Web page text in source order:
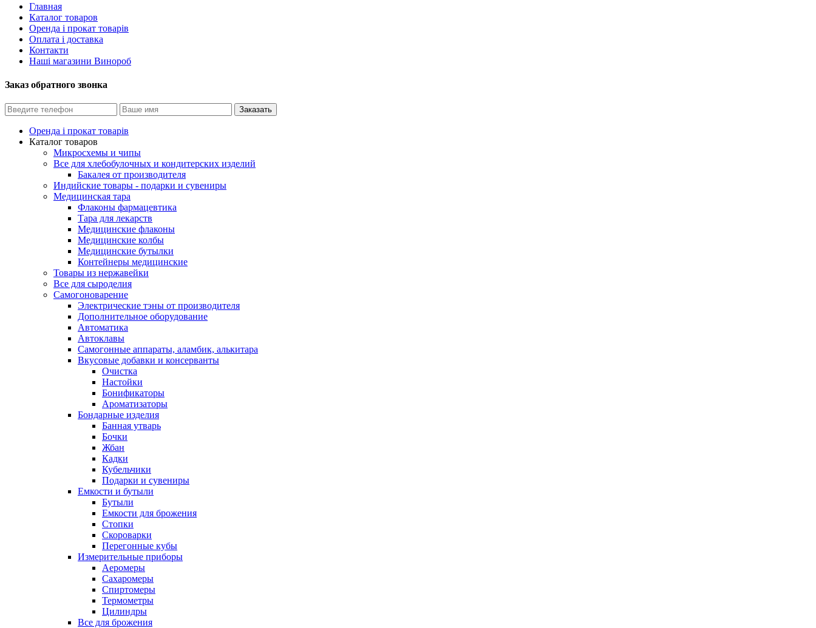
Главная
Каталог товаров
Оренда і прокат товарів
Оплата і доставка
Контакти
Наші магазини Винороб
Заказ обратного звонка
Оренда і прокат товарів
Каталог товаров
Микросхемы и чипы
Все для хлебобулочных и кондитерских изделий
Бакалея от производителя
Индийские товары - подарки и сувениры
Медицинская тара
Флаконы фармацевтика
Тара для лекарств
Медицинские флаконы
Медицинские колбы
Медицинские бутылки
Контейнеры медицинские
Товары из нержавейки
Все для сыроделия
Самогоноварение
Электрические тэны от производителя
Дополнительное оборудование
Автоматика
Автоклавы
Самогонные аппараты, аламбик, алькитара
Вкусовые добавки и консерванты
Очистка
Настойки
Бонификаторы
Ароматизаторы
Бондарные изделия
Банная утварь
Бочки
Жбан
Кадки
Кубельчики
Подарки и сувениры
Емкости и бутыли
Бутыли
Емкости для брожения
Стопки
Скороварки
Перегонные кубы
Измерительные приборы
Аеромеры
Сахаромеры
Спиртомеры
Термометры
Цилиндры
Все для брожения